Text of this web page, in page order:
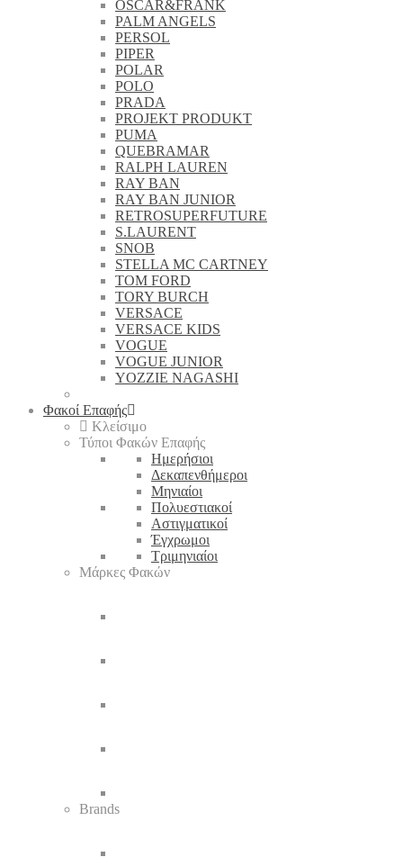
OSCAR&FRANK
PALM ANGELS
PERSOL
PIPER
POLAR
POLO
PRADA
PROJEKT PRODUKT
PUMA
QUEBRAMAR
RALPH LAUREN
RAY BAN
RAY BAN JUNIOR
RETROSUPERFUTURE
S.LAURENT
SNOB
STELLA MC CARTNEY
TOM FORD
TORY BURCH
VERSACE
VERSACE KIDS
VOGUE
VOGUE JUNIOR
YOZZIE NAGASHI
Φακοί Επαφής
Κλείσιμο
Τύποι Φακών Επαφής
Ημερήσιοι
Δεκαπενθήμεροι
Μηνιαίοι
Πολυεστιακοί
Αστιγματικοί
Έγχρωμοι
Τριμηνιαίοι
Μάρκες Φακών
Brands